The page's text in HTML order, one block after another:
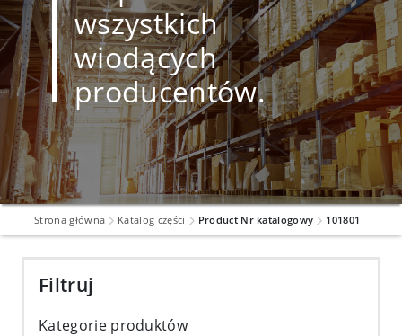
wszystkich
wiodących
producentów.
Strona główna Katalog części Product Nr katalogowy 101801
Filtruj
Kategorie produktów